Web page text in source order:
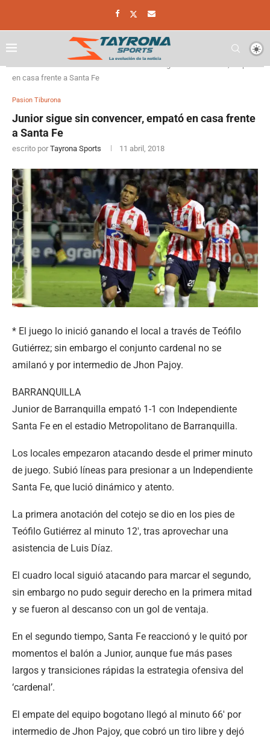
en casa frente a Santa Fe
Pasion Tiburona
Junior sigue sin convencer, empató en casa frente
a Santa Fe
escrito por Tayrona Sports 11 abril, 2018
* El juego lo inició ganando el local a través de Teófilo
Gutiérrez; sin embargo el conjunto cardenal no se
amilanó y por intermedio de Jhon Pajoy.
BARRANQUILLA
Junior de Barranquilla empató 1-1 con Independiente
Santa Fe en el estadio Metropolitano de Barranquilla.
Los locales empezaron atacando desde el primer minuto
de juego. Subió líneas para presionar a un Independiente
Santa Fe, que lució dinámico y atento.
La primera anotación del cotejo se dio en los pies de
Teófilo Gutiérrez al minuto 12′, tras aprovechar una
asistencia de Luis Díaz.
El cuadro local siguió atacando para marcar el segundo,
sin embargo no pudo seguir derecho en la primera mitad
y se fueron al descanso con un gol de ventaja.
En el segundo tiempo, Santa Fe reaccionó y le quitó por
momentos el balón a Junior, aunque fue más pases
largos y transiciones rápidas la estrategia ofensiva del
‘cardenal’.
El empate del equipo bogotano llegó al minuto 66′ por
intermedio de Jhon Pajoy, que cobró un tiro libre y dejó